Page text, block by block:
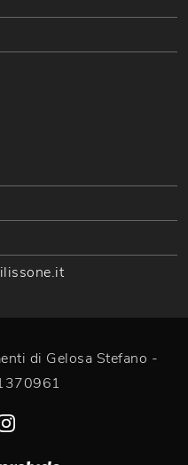
di Gelosa Stefano -